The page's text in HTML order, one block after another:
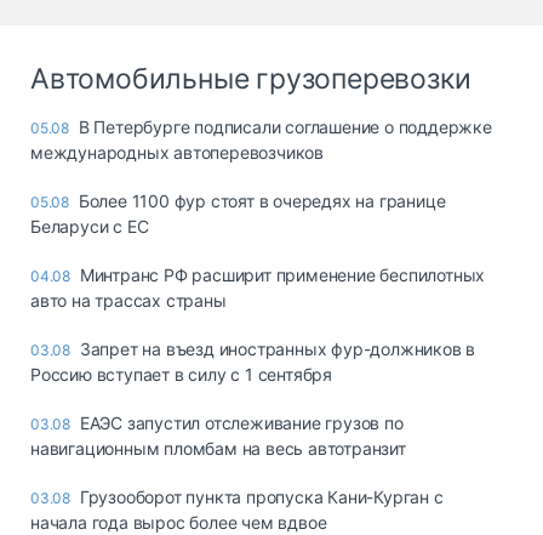
Автомобильные грузоперевозки
05.08 В Петербурге подписали соглашение о поддержке
международных автоперевозчиков
05.08 Более 1100 фур стоят в очередях на границе
Беларуси с ЕС
04.08 Минтранс РФ расширит применение беспилотных
авто на трассах страны
03.08 Запрет на въезд иностранных фур-должников в
Россию вступает в силу с 1 сентября
03.08 ЕАЭС запустил отслеживание грузов по
навигационным пломбам на весь автотранзит
03.08 Грузооборот пункта пропуска Кани-Курган с
начала года вырос более чем вдвое